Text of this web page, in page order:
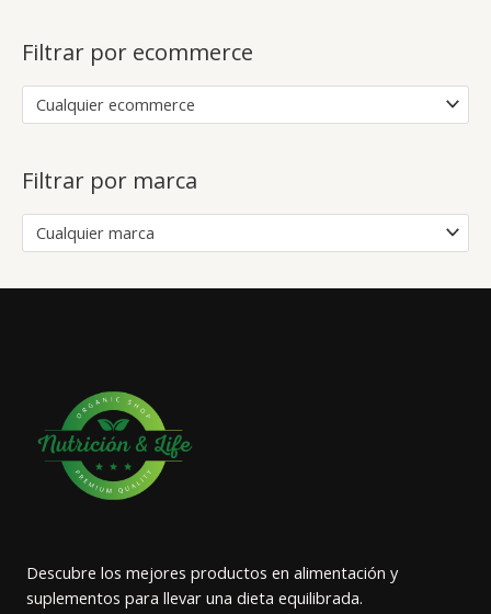
Filtrar por ecommerce
Cualquier ecommerce
Filtrar por marca
Cualquier marca
Descubre los mejores productos en alimentación y
suplementos para llevar una dieta equilibrada.